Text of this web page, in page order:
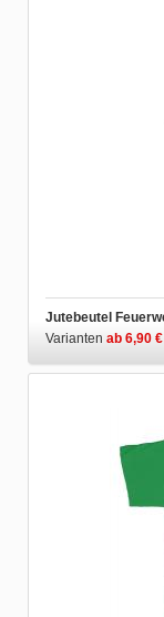
Varianten ab 6,90 €